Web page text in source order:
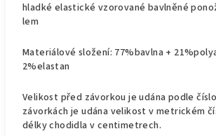
hladké elastické vzorované bavlněné
lem
Materiálové složení: 77%bavlna +
2%elastan
Velikost před závorkou je udána podle
závorkách je udána velikost v metrickém
délky chodidla v centimetrech.